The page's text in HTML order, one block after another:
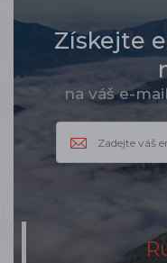
Získejte
na váš e-